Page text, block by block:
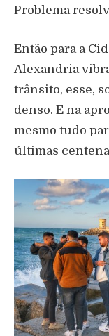
Problema
Então para a
Alexandria
trânsito, esse,
denso. E na
mesmo tudo
últimas